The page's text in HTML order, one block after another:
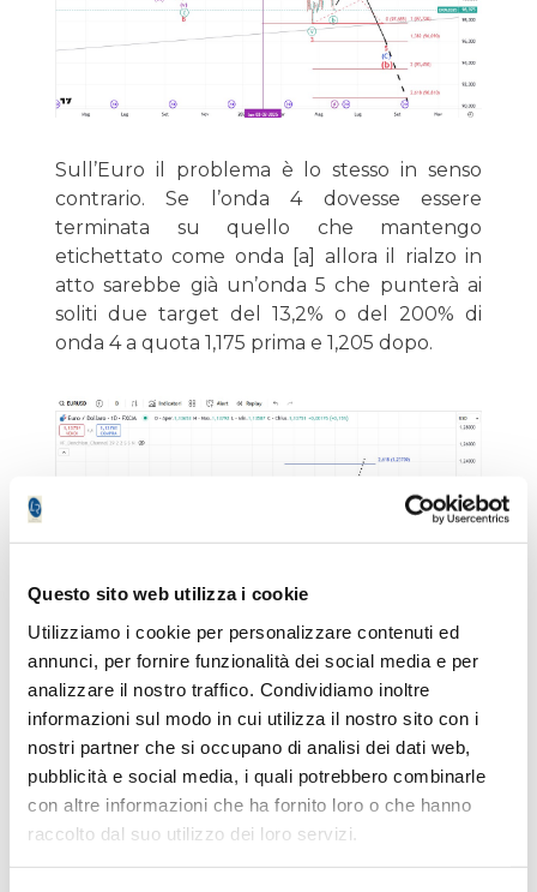
Questo sito web utilizza i cookie
Utilizziamo i cookie per personalizzare contenuti ed
annunci, per fornire funzionalità dei social media e per
analizzare il nostro traffico. Condividiamo inoltre
informazioni sul modo in cui utilizza il nostro sito con i
nostri partner che si occupano di analisi dei dati web,
pubblicità e social media, i quali potrebbero combinarle
con altre informazioni che ha fornito loro o che hanno
raccolto dal suo utilizzo dei loro servizi.
Sull’Euro il problema è lo stesso in senso
contrario. Se l’onda 4 dovesse essere
terminata su quello che mantengo
etichettato come onda [a] allora il rialzo in
atto sarebbe già un’onda 5 che punterà ai
soliti due target del 13,2% o del 200% di
onda 4 a quota 1,175 prima e 1,205 dopo.
Metalli Preziosi
L'Oro sembra non voler correggere o
almeno per ora correggere molto
poco. Dopo la lunga corsa al rialzo mi